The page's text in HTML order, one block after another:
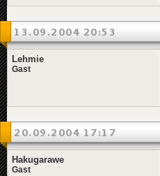
13.09.2004 20:53
Lehmie
Gast
20.09.2004 17:17
Hakugarawe
Gast